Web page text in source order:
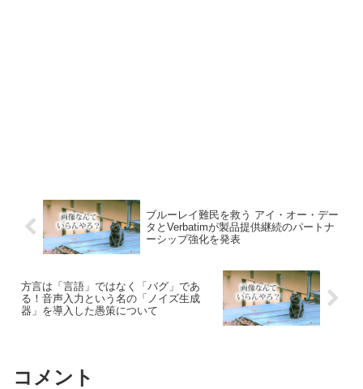
ブルーレイ難民を救う アイ・オー・デー
タとVerbatimが製品提供継続のパートナ
ーシップ強化を発表
方言は「言語」ではなく「バグ」であ
る！音声入力という名の「ノイズ生成
器」を導入した愚策について
コメント